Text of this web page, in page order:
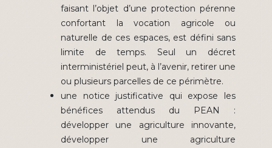
faisant l’objet d’une protection pérenne
confortant la vocation agricole ou
naturelle de ces espaces, est défini sans
limite de temps. Seul un décret
interministériel peut, à l’avenir, retirer une
ou plusieurs parcelles de ce périmètre.
une notice justificative qui expose les
bénéfices attendus du PEAN :
développer une agriculture innovante,
développer une agriculture